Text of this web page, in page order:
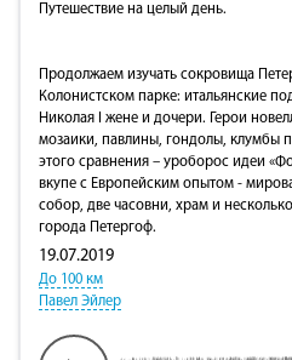
Путешествие на целый день.
Продолжаем изучать сокровища
Колонистском парке: итальянские
Николая I жене и дочери. Герои
мозаики, павлины, гондолы, клумбы
этого сравнения – уроборос идеи
вкупе с Европейским опытом -
собор, две часовни, храм и
города Петергоф.
19.07.2019
До 100 км
Павел Эйлер